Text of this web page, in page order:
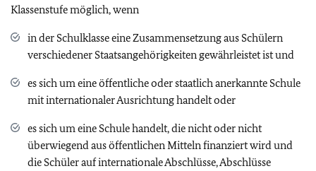
Klassenstufe möglich, wenn
in der Schulklasse eine Zusammensetzung aus Schülern
verschiedener Staatsangehörigkeiten gewährleistet ist und
es sich um eine öffentliche oder staatlich anerkannte Schule
mit internationaler Ausrichtung handelt oder
es sich um eine Schule handelt, die nicht oder nicht
überwiegend aus öffentlichen Mitteln finanziert wird und
die Schüler auf internationale Abschlüsse, Abschlüsse